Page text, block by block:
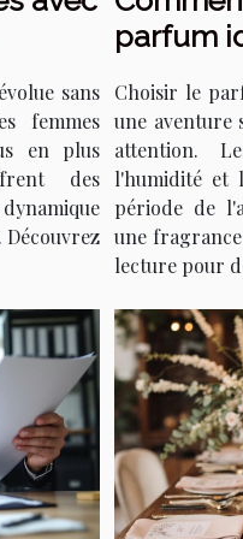
sans
femmes
en plus
des
parfum
Choisir le
une aventure
attention.
l'humidité et
période de
une
lecture pour